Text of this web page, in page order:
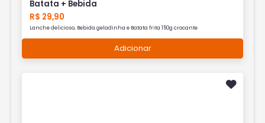
Batata + Bebida
R$ 29,90
Lanche delicioso, Bebida geladinha e Batata frita 150g crocante
Adicionar